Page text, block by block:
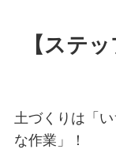
【ステ
土づくりは「
な作業」！